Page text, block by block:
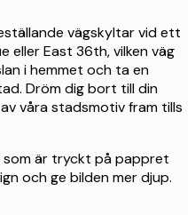
vägskyltar vid ett
eller East 36th, vilken väg
i hemmet och ta en
Dröm dig bort till din
våra stadsmotiv fram tills
som är tryckt på pappret
och ge bilden mer djup.